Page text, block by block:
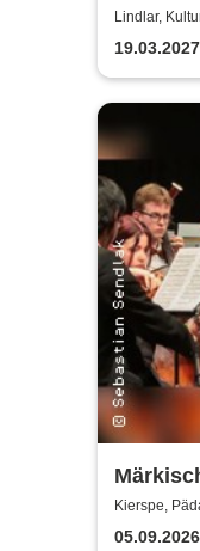
Jahre -
Lindlar,
(MJO) -
Kierspe,
05.09.2026